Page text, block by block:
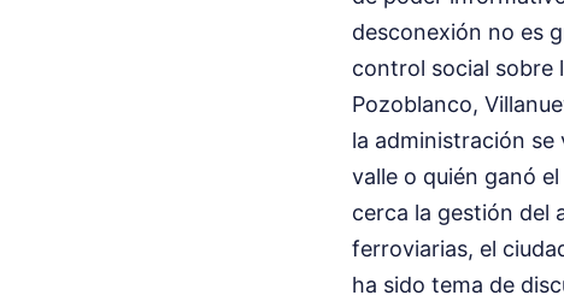
desconexión no es
control social sobre
Pozoblanco,
la administración se
valle o quién ganó
cerca la gestión del
ferroviarias, el
ha sido tema de